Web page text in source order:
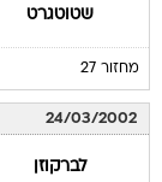
שטוטגרט
מחזור 27
24/03/2002
לברקוזן